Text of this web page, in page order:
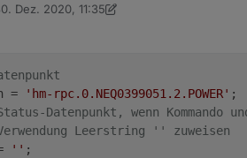
Infos sollte man natürlich mit posten:
Typ-Kürzel_Raum-
Alias-State von meiner AV-Receiver
Dez. 2020, 11:35
von paul53
= 'hm-rpc.0.NEQ0399051.2.POWER'
Datenpunkt, wenn Kommando
Leerstring '' zuweisen
'' ;